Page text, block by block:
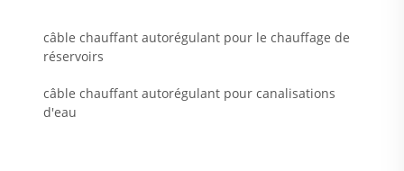
câble chauffant autorégulant pour le chauffage de
réservoirs
câble chauffant autorégulant pour canalisations
d'eau